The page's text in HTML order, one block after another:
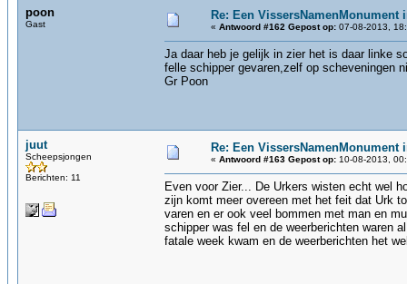
poon
Gast
Re: Een VissersNamenMonument
« Antwoord #162 Gepost op: 07-08-2013,
Ja daar heb je gelijk in zier het is daar linke
felle schipper gevaren,zelf op scheveningen
Gr Poon
juut
Scheepsjongen
Berichten: 11
Re: Een VissersNamenMonument
« Antwoord #163 Gepost op: 10-08-2013,
Even voor Zier... De Urkers wisten echt wel
zijn komt meer overeen met het feit dat Urk
varen en er ook veel bommen met man en
schipper was fel en de weerberichten waren
fatale week kwam en de weerberichten het